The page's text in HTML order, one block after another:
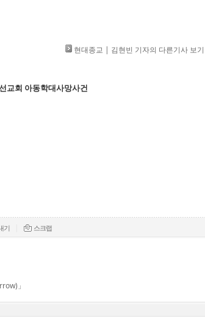
현대종교 | 김현빈 기자의 다른기사 보기
교회 아동학대사망사건
기 스크랩
」